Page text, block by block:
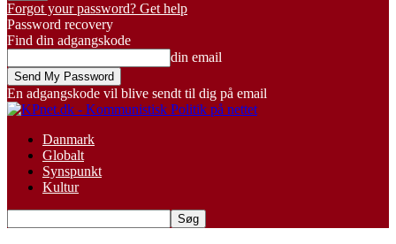
Forgot your password? Get help
Password recovery
Find din adgangskode
din email
En adgangskode vil blive sendt til dig på email
Danmark
Globalt
Synspunkt
Kultur